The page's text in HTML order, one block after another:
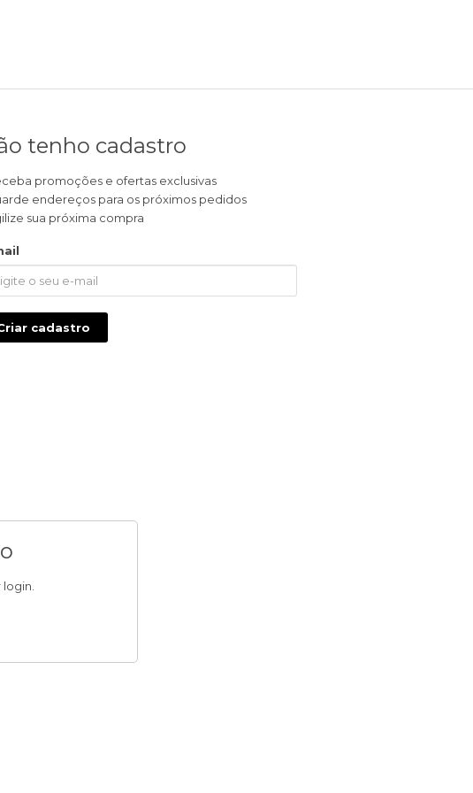
tenho cadastro
promoções e ofertas exclusivas
endereços para os próximos pedidos
sua próxima compra
cadastro